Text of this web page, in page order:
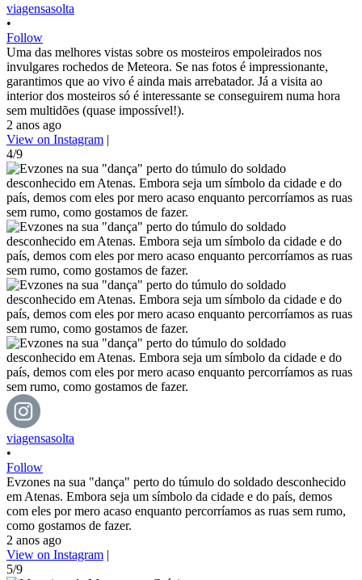
viagensasolta
•
Follow
Uma das melhores vistas sobre os mosteiros empoleirados nos
invulgares rochedos de Meteora. Se nas fotos é impressionante,
garantimos que ao vivo é ainda mais arrebatador. Já a visita ao
interior dos mosteiros só é interessante se conseguirem numa hora
sem multidões (quase impossível!).
2 anos ago
View on Instagram |
4/9
viagensasolta
•
Follow
Evzones na sua "dança" perto do túmulo do soldado desconhecido
em Atenas. Embora seja um símbolo da cidade e do país, demos
com eles por mero acaso enquanto percorríamos as ruas sem rumo,
como gostamos de fazer.
2 anos ago
View on Instagram |
5/9